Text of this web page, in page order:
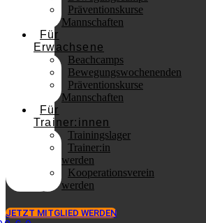
Präventionskurse
Mannschaften
Für
Erwachsene
Beachcamps
Bewegungswochenenden
Präventionskurse
Mannschaften
Für
Trainer:innen
Trainingslager
Trainer:in
werden
Kooperationsverein
werden
JETZT MITGLIED WERDEN